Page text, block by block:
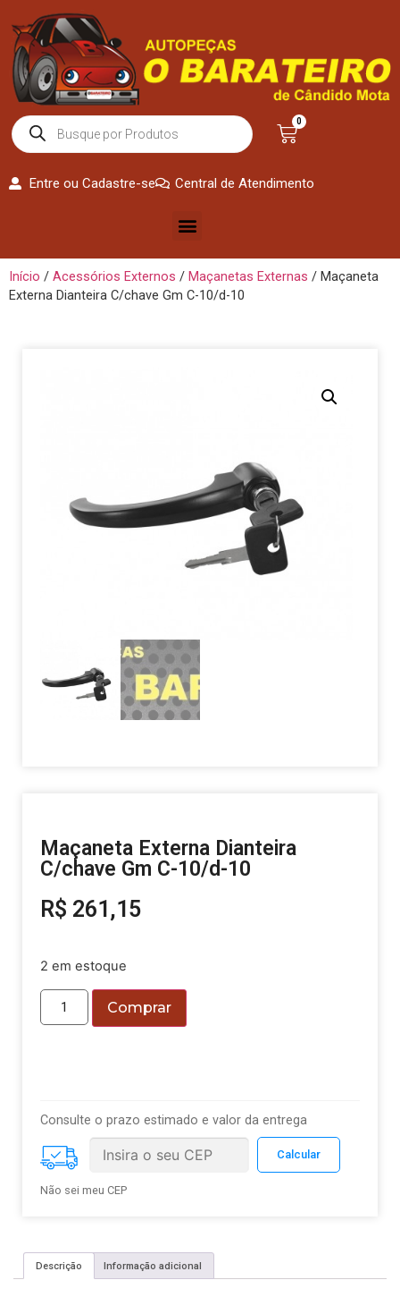
0
Entre ou Cadastre-se Central de Atendimento
Início / Acessórios Externos / Maçanetas Externas / Maçaneta
Externa Dianteira C/chave Gm C-10/d-10
Maçaneta Externa Dianteira
C/chave Gm C-10/d-10
R$ 261,15
2 em estoque
Comprar
Consulte o prazo estimado e valor da entrega
Não sei meu CEP
Descrição Informação adicional